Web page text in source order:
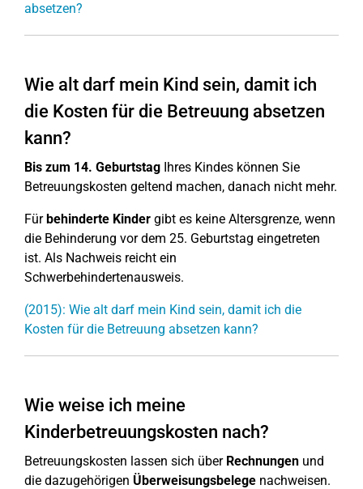
absetzen?
Wie alt darf mein Kind sein, damit ich
die Kosten für die Betreuung absetzen
kann?
Bis zum 14. Geburtstag Ihres Kindes können Sie
Betreuungskosten geltend machen, danach nicht mehr.
Fürbehinderte Kinder gibt es keine Altersgrenze, wenn
die Behinderung vor dem 25. Geburtstag eingetreten
ist. Als Nachweis reicht ein
Schwerbehindertenausweis.
(2015): Wie alt darf mein Kind sein, damit ich die
Kosten für die Betreuung absetzen kann?
Wie weise ich meine
Kinderbetreuungskosten nach?
Betreuungskosten lassen sich über Rechnungen und
die dazugehörigen Überweisungsbelege nachweisen.